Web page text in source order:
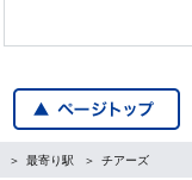
最寄り駅 チアーズ